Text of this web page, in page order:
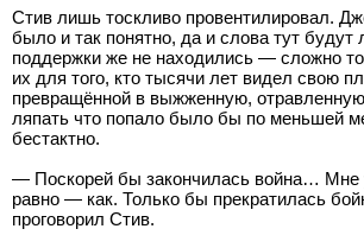
Стив лишь тоскливо провентилировал.
было и так понятно, да и слова тут
поддержки же не находились — сложно
их для того, кто тысячи лет видел свою
превращённой в выжженную,
ляпать что попало было бы по меньшей
бестактно.
— Поскорей бы закончилась война… Мне
равно — как. Только бы прекратилась
проговорил Стив.